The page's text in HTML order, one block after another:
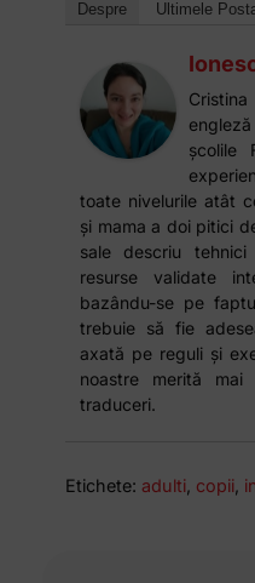
Despre Ultimele
școlile
toate nivelurile atât
și mama a doi pitici
sale descriu
resurse validate
bazându-se pe
trebuie să fie
axată pe reguli și
noastre merită
traduceri.
Etichete: adulti, copii,